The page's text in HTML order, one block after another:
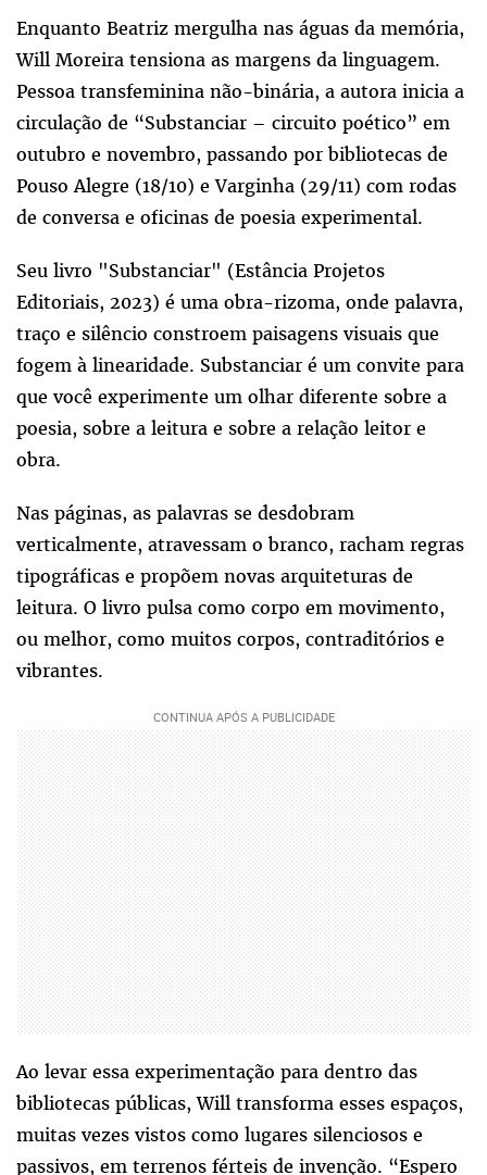
Enquanto Beatriz mergulha nas águas da memória,
Will Moreira tensiona as margens da linguagem.
Pessoa transfeminina não-binária, a autora inicia a
circulação de “Substanciar – circuito poético” em
outubro e novembro, passando por bibliotecas de
Pouso Alegre (18/10) e Varginha (29/11) com rodas
de conversa e oficinas de poesia experimental.
Seu livro "Substanciar" (Estância Projetos
Editoriais, 2023) é uma obra-rizoma, onde palavra,
traço e silêncio constroem paisagens visuais que
fogem à linearidade. Substanciar é um convite para
que você experimente um olhar diferente sobre a
poesia, sobre a leitura e sobre a relação leitor e
obra.
Nas páginas, as palavras se desdobram
verticalmente, atravessam o branco, racham regras
tipográficas e propõem novas arquiteturas de
leitura. O livro pulsa como corpo em movimento,
ou melhor, como muitos corpos, contraditórios e
vibrantes.
Ao levar essa experimentação para dentro das
bibliotecas públicas, Will transforma esses espaços,
muitas vezes vistos como lugares silenciosos e
passivos, em terrenos férteis de invenção. “Espero